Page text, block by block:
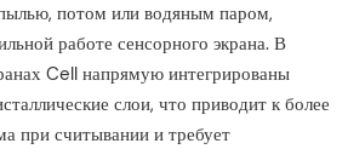
потом или водяным паром,
работе сенсорного экрана. В
Cell напрямую интегрированы
слои, что приводит к более
при считывании и требует